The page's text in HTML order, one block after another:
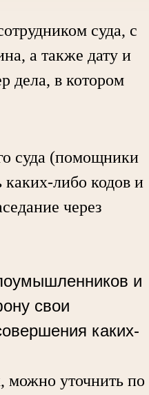
суда, с
а также дату и
дела, в котором
суда (помощники
каких-либо кодов и
через
и
свои
каких-
уточнить по